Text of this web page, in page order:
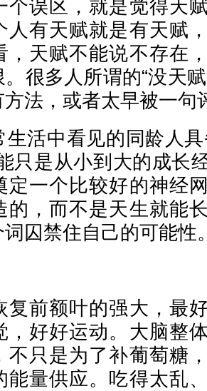
个误区，就是觉得天
人有天赋就是有天赋
，天赋不能说不存在
很多人所谓的“没天
法，或者太早被一句
生活中看见的同龄人
只是从小到大的成长
定一个比较好的神经
的，而不是天生就能
囚禁住自己的可能性
复前额叶的强大，最
，好好运动。大脑整
不只是为了补葡萄糖
能量供应。吃得太乱